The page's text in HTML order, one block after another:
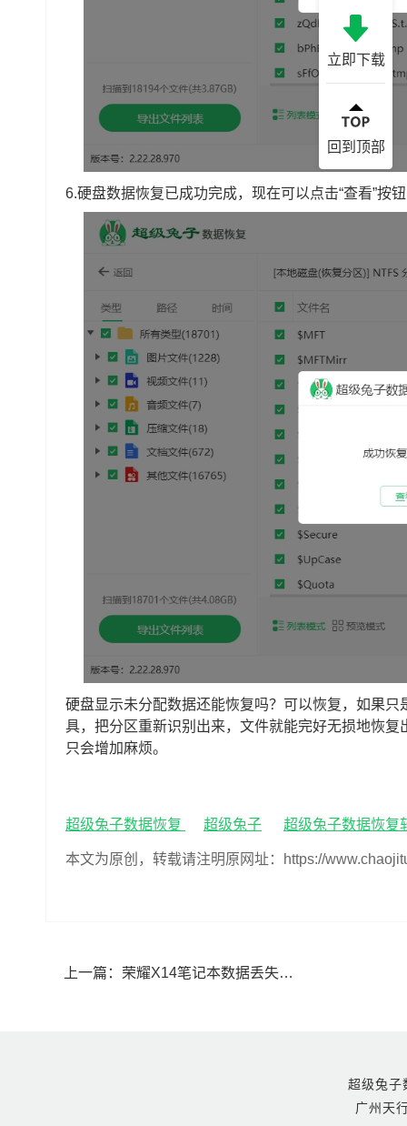
6.硬盘数据恢复已成功完成，现在可以点击“查看”按
硬盘显示未分配数据还能恢复吗？可以恢复，如果
具，把分区重新识别出来，文件就能完好无损地恢
只会增加麻烦。
超级兔子数据恢复 超级兔子 超级兔子数据恢复
本文为原创，转载请注明原网址：https://
上一篇： 荣耀X14笔记本数据丢失怎么恢复(荣耀X14笔记本数据丢失了还能恢复吗)
超级兔
广州天
立即下载
回到顶部